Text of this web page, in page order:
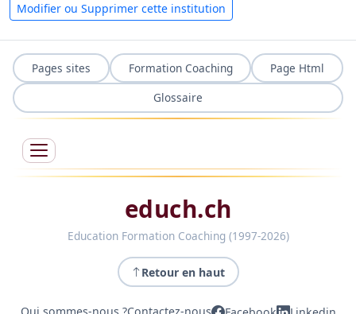
Modifier ou Supprimer cette institution
Pages sites Formation Coaching
Page Html
Glossaire
educh.ch
Education Formation Coaching (1997-2026)
Retour en haut